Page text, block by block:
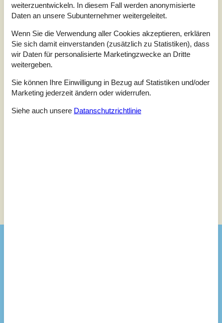
4,0 Bewertung
Bewertung ist vom 16.07.2023
5
3 (0)
2
1
Kommentare
weiterzuentwickeln. In diesem Fall werden anonymisierte
Daten an unsere Subunternehmer weitergeleitet.
Wenn Sie die Verwendung aller Cookies akzeptieren, erklären
Sie sich damit einverstanden (zusätzlich zu Statistiken), dass
wir Daten für personalisierte Marketingzwecke an Dritte
weitergeben.
Sie können Ihre Einwilligung in Bezug auf Statistiken und/oder
Marketing jederzeit ändern oder widerrufen.
Siehe auch unsere Datanschutzrichtlinie